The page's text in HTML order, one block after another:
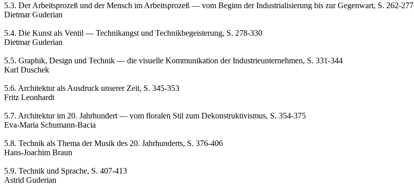
5.3. Der Arbeitsprozeß und der Mensch im Arbeitsprozeß — vom Beginn der Industrialisierung bis zur Gegenwart, S. 262-277
Dietmar Guderian
5.4. Die Kunst als Ventil — Technikangst und Technikbegeisterung, S. 278-330
Dietmar Guderian
5.5. Graphik, Design und Technik — die visuelle Kommunikation der Industrieunternehmen, S. 331-344
Karl Duschek
5.6. Architektur als Ausdruck unserer Zeit, S. 345-353
Fritz Leonhardt
5.7. Architektur im 20. Jahrhundert — vom floralen Stil zum Dekonstruktivismus, S. 354-375
Eva-Maria Schumann-Bacia
5.8. Technik als Thema der Musik des 20. Jahrhunderts, S. 376-406
Hans-Joachim Braun
5.9. Technik und Sprache, S. 407-413
Astrid Guderian